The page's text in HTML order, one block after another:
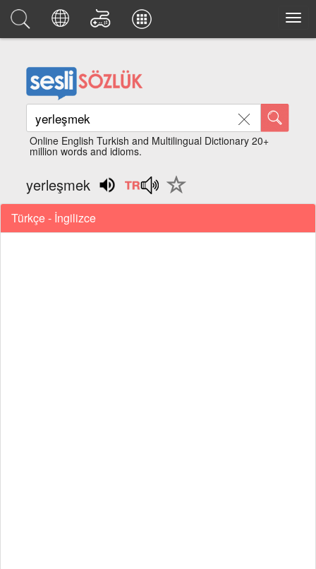
Online English Turkish and Multilingual Dictionary 20+
million words and idioms.
yerleşmek
Türkçe - İngilizce